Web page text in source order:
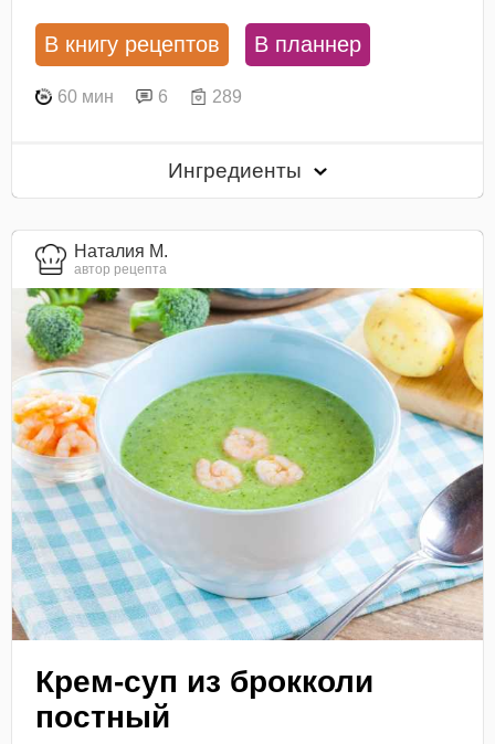
В книгу рецептов В планнер
60 мин 6 289
Ингредиенты
Наталия М.
автор рецепта
Крем-суп из брокколи
постный